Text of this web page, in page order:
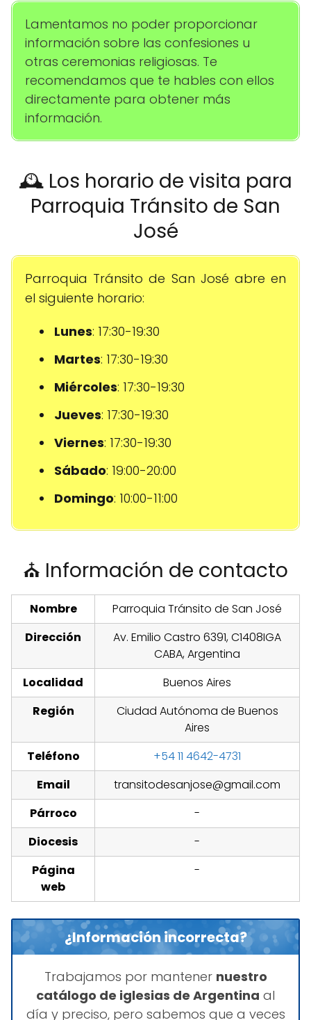
Lamentamos no poder proporcionar
información sobre las confesiones u
otras ceremonias religiosas. Te
recomendamos que te hables con ellos
directamente para obtener más
información.
🕰️ Los horario de visita para
Parroquia Tránsito de San
José
Parroquia Tránsito de San José abre en
el siguiente horario:
Lunes: 17:30-19:30
Martes: 17:30-19:30
Miércoles: 17:30-19:30
Jueves: 17:30-19:30
Viernes: 17:30-19:30
Sábado: 19:00-20:00
Domingo: 10:00-11:00
⛪ Información de contacto
Nombre
Parroquia Tránsito de San José
Dirección
Av. Emilio Castro 6391, C1408IGA
CABA, Argentina
Localidad
Buenos Aires
Región
Ciudad Autónoma de Buenos
Aires
Teléfono
+54 11 4642-4731
Email
transitodesanjose@gmail.com
Párroco
-
Diocesis
-
Página
web
-
¿Información incorrecta?
Trabajamos por mantener nuestro
catálogo de iglesias de Argentina al
día y preciso, pero sabemos que a veces